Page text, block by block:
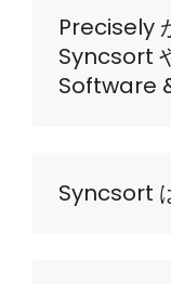
Precisely
Syncsort
Software
Syncsort